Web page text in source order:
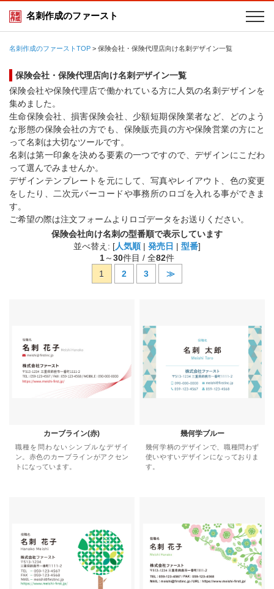
名刺作成のファースト
名刺作成のファーストTOP > 保険会社・保険代理店向け名刺デザイン一覧
保険会社・保険代理店向け名刺デザイン一覧
保険会社や保険代理店で働かれている方に人気の名刺デザインを
集めました。
生命保険会社、損害保険会社、少額短期保険業者など、どのよう
な形態の保険会社の方でも、保険販売員の方や保険営業の方にと
って名刺は大切なツールです。
名刺は第一印象を決める要素の一つですので、デザインにこだわ
って選んでみませんか。
デザインテンプレートを元にして、写真やレイアウト、色の変更
をしたり、二次元バーコードや事務所のロゴを入れる事ができま
す。
ご希望の際は注文フォームよりロゴデータをお送りください。
保険会社向け名刺の型番順で表示しています
並べ替え: [人気順| 発売日 | 型番]
1～30件目 / 全82件
1
2 3 ≫
カーブライン(赤)
職種を問わないシンプルなデザイ
ン。赤色のカーブラインがアクセン
トになっています。
幾何学ブルー
幾何学柄のデザインで、職種問わず
使いやすいデザインになっておりま
す。